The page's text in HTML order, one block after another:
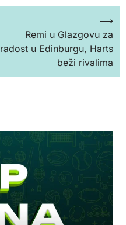
Remi u Glazgovu za
radost u Edinburgu, Harts
beži rivalima
⟶